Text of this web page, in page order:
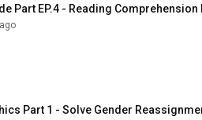
Part EP.4 - Reading
Part 1 - Solve Gender